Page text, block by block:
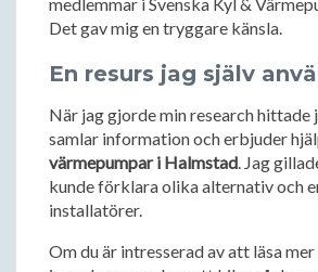
Det gav mig en tryggare känsla.
En resurs jag själv
När jag gjorde min research hittade
samlar information och erbjuder
värmepumpar i Halmstad. Jag
kunde förklara olika alternativ och
installatörer.
Om du är intresserad av att läsa